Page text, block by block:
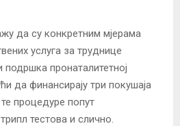
да су конкретним мјерама
услуга за труднице
подршка пронаталитетној
да финансирају три покушаја
процедуре попут
тестова и слично.